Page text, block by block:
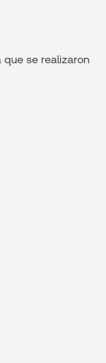
se realizaron